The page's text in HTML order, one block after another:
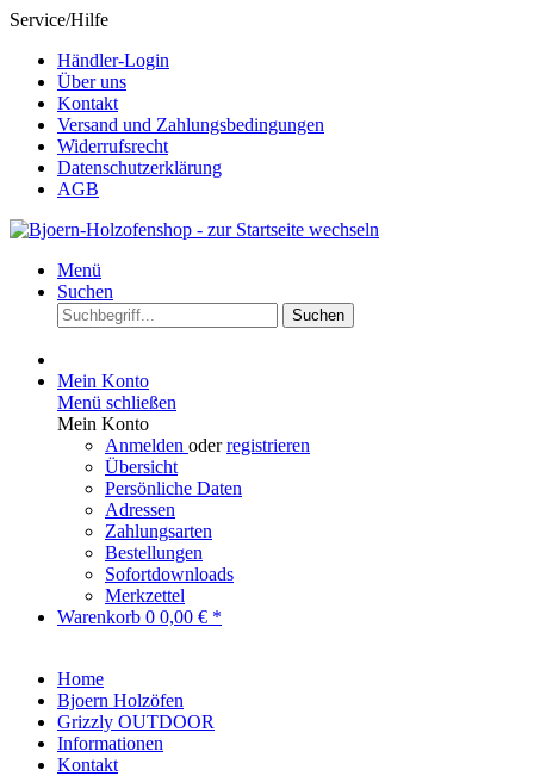
Service/Hilfe
Händler-Login
Über uns
Kontakt
Versand und Zahlungsbedingungen
Widerrufsrecht
Datenschutzerklärung
AGB
Menü
Suchen
Suchen
Mein Konto
Menü schließen
Mein Konto
Anmelden oderregistrieren
Übersicht
Persönliche Daten
Adressen
Zahlungsarten
Bestellungen
Sofortdownloads
Merkzettel
Warenkorb 0 0,00 € *
Home
Bjoern Holzöfen
Grizzly OUTDOOR
Informationen
Kontakt